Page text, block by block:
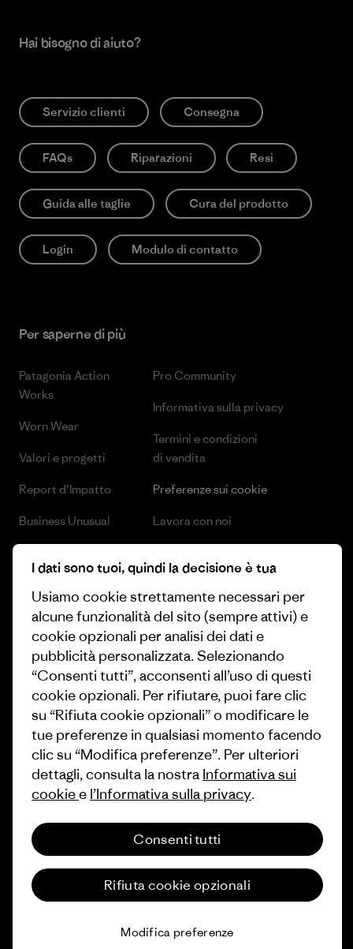
Hai bisogno di aiuto?
Servizio clienti Consegna
FAQs Riparazioni Resi
Guida alle taglie Cura del prodotto
Login Modulo di contatto
Per saperne di più
Patagonia Action
Works
Worn Wear
Valori e progetti
Report d’Impatto
Business Unusual
Come finanziamo
Buoni regalo
Trova un negozio
Pro Community
Informativa sulla privacy
Termini e condizioni
di vendita
Preferenze sui cookie
Lavora con noi
Programma di affiliazione
Patagonia Svizzera Mappa del
sito
© 2026 Patagonia, Inc. All Rights Reserved.
italiano
I dati sono tuoi, quindi la decisione è tua
Usiamo cookie strettamente necessari per
alcune funzionalità del sito (sempre attivi) e
cookie opzionali per analisi dei dati e
pubblicità personalizzata. Selezionando
“Consenti tutti”, acconsenti all’uso di questi
cookie opzionali. Per rifiutare, puoi fare clic
su “Rifiuta cookie opzionali” o modificare le
tue preferenze in qualsiasi momento facendo
clic su “Modifica preferenze”. Per ulteriori
dettagli, consulta la nostra Informativa sui
cookiee l’Informativa sulla privacy.
Consenti tutti
Rifiuta cookie opzionali
Modifica preferenze